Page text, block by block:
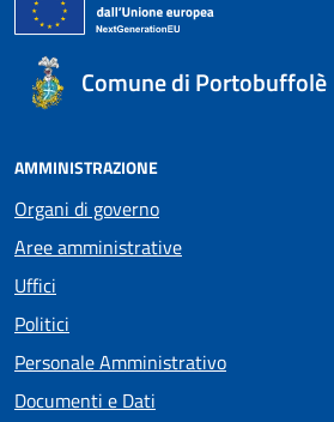
Comune di Portobuffolè
AMMINISTRAZIONE
Organi di governo
Aree amministrative
Uffici
Politici
Personale Amministrativo
Documenti e Dati